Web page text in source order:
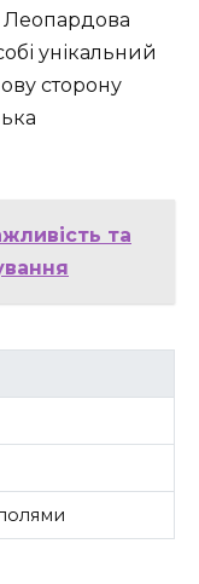
Леопардова
унікальний
сторону
та